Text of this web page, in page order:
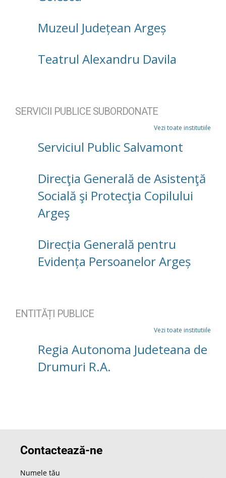
Muzeul Județean Argeș
Teatrul Alexandru Davila
SERVICII PUBLICE SUBORDONATE
Vezi toate institutiile
Serviciul Public Salvamont
Direcţia Generală de Asistenţă
Socială şi Protecţia Copilului
Argeş
Direcția Generală pentru
Evidența Persoanelor Argeș
ENTITĂȚI PUBLICE
Vezi toate institutiile
Regia Autonoma Judeteana de
Drumuri R.A.